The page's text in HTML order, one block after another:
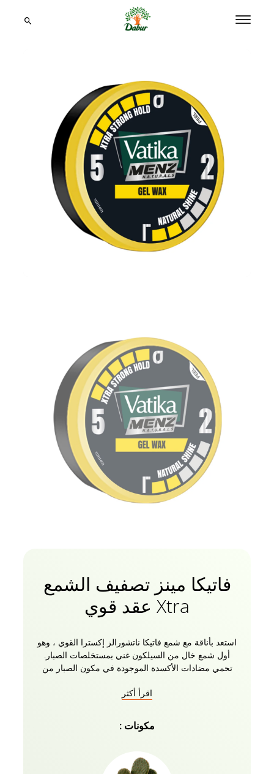
فاتيكا مينز تصفيف الشمع
Xtra عقد قوي
استعد بأناقة مع شمع فاتيكا ناتشورالز إكسترا القوي ، وهو
أول شمع خال من السيلكون غني بمستخلصات الصبار.
تحمي مضادات الأكسدة الموجودة في مكون الصبار من
سيليكون فيه تماما ، يبقى الشعر رطبا ويمنع ترقق الشعر.
وفروة الرأس ، مما يحافظ على شعرك بعيدا عن جفاف
التجعد. يمنع شعرك من أن يصبح جافا وهشا على المدى
يمنحك أسلوبا له تأثيرات طويلة الأمد ودقيق مع لمسة
نهائية احترافية. شمع الشعر الطبيعي للرجال من فاتيكا
اقرأ أكثر
مكونات :